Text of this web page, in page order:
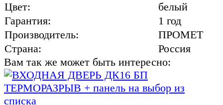
Цвет:
белый
Гарантия:
1 год
Производитель:
ПРОМЕТ
Страна:
Россия
Вам так же может быть интересно: